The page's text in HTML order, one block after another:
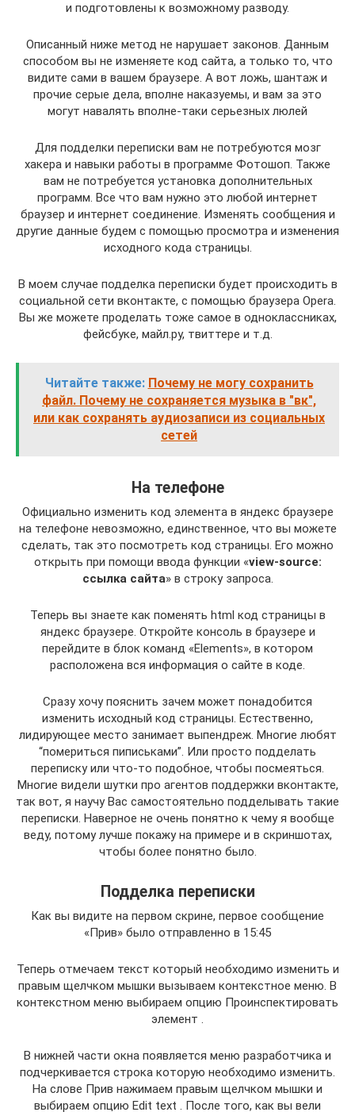
и подготовлены к возможному разводу.
Описанный ниже метод не нарушает законов. Данным
способом вы не изменяете код сайта, а только то, что
видите сами в вашем браузере. А вот ложь, шантаж и
прочие серые дела, вполне наказуемы, и вам за это
могут навалять вполне-таки серьезных люлей
Для подделки переписки вам не потребуются мозг
хакера и навыки работы в программе Фотошоп. Также
вам не потребуется установка дополнительных
программ. Все что вам нужно это любой интернет
браузер и интернет соединение. Изменять сообщения и
другие данные будем с помощью просмотра и изменения
исходного кода страницы.
В моем случае подделка переписки будет происходить в
социальной сети вконтакте, с помощью браузера Opera.
Вы же можете проделать тоже самое в одноклассниках,
фейсбуке, майл.ру, твиттере и т.д.
Читайте также: Почему не могу сохранить
файл. Почему не сохраняется музыка в "вк",
или как сохранять аудиозаписи из социальных
сетей
На телефоне
Официально изменить код элемента в яндекс браузере
на телефоне невозможно, единственное, что вы можете
сделать, так это посмотреть код страницы. Его можно
открыть при помощи ввода функции «view-source:
ссылка сайта» в строку запроса.
Теперь вы знаете как поменять html код страницы в
яндекс браузере. Откройте консоль в браузере и
перейдите в блок команд «Elements», в котором
расположена вся информация о сайте в коде.
Сразу хочу пояснить зачем может понадобится
изменить исходный код страницы. Естественно,
лидирующее место занимает выпендреж. Многие любят
“помериться пиписьками”. Или просто подделать
переписку или что-то подобное, чтобы посмеяться.
Многие видели шутки про агентов поддержки вконтакте,
так вот, я научу Вас самостоятельно подделывать такие
переписки. Наверное не очень понятно к чему я вообще
веду, потому лучше покажу на примере и в скриншотах,
чтобы более понятно было.
Подделка переписки
Как вы видите на первом скрине, первое сообщение
«Прив» было отправленно в 15:45
Теперь отмечаем текст который необходимо изменить и
правым щелчком мышки вызываем контекстное меню. В
контекстном меню выбираем опцию Проинспектировать
элемент .
В нижней части окна появляется меню разработчика и
подчеркивается строка которую необходимо изменить.
На слове Прив нажимаем правым щелчком мышки и
выбираем опцию Edit text . После того, как вы вели